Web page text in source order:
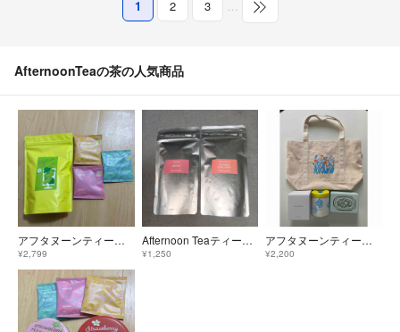
1 2 3 …
AfternoonTeaの茶の人気商品
アフタヌーンティーシャルドネダージリン
¥2,799
Afternoon Teaティーバッグ2種セット
¥1,250
アフタヌーンティー☆トートバッグ＆紅茶(キャニスター缶入り)＆クッキー缶☆福袋
¥2,200